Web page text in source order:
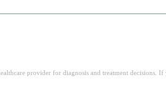
provider for diagnosis and treatment decisions.